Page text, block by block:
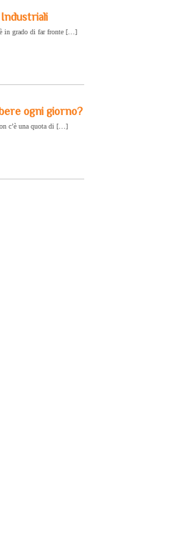
Industriali
in grado di far fronte […]
ogni giorno?
c’è una quota di […]